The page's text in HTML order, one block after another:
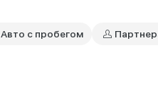
Авто с пробегом